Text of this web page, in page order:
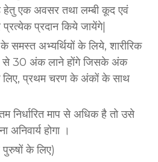
हेतु एक अवसर तथा लम्बी कूद एवं
प्रदान किये जायेंगे|
समस्त अभ्यर्थियों के लिये, शारीरिक
में से 30 अंक लाने होंगे जिसके अंक
लिए, प्रथम चरण के अंकों के साथ
निर्धारित माप से अधिक है तो उसे
होगा ।
के लिए)